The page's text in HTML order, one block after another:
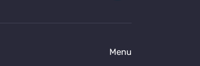
Menu